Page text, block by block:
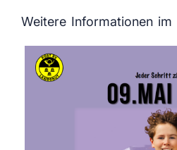
Weitere Informationen im